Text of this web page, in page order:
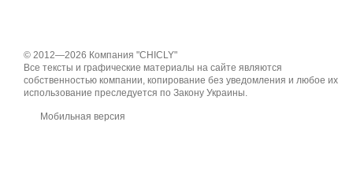
дома или при выходе
более аккуратным
Гармонично выглядят
одновременно модным
джинсы будут не
выделить вас из
Шлепанцы с
© 2012—2026 Компания "CHICLY"
Все тексты и графические материалы на сайте являются
собственностью компании, копирование без уведомления и любое их
использование преследуется по Закону Украины.
Мобильная версия